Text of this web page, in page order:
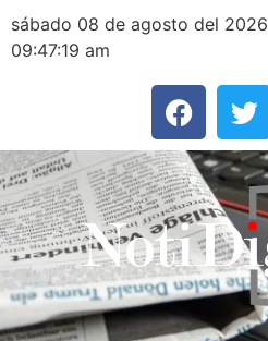
sábado 08 de agosto del 2026
09:47:19 am